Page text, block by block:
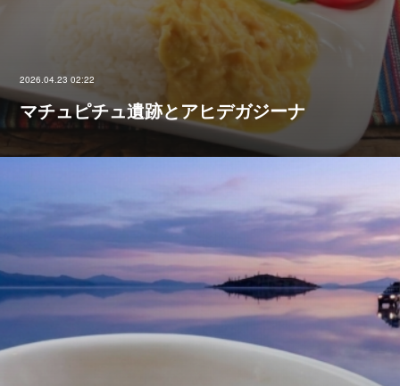
2026.04.23 02:22
マチュピチュ遺跡とアヒデガジーナ